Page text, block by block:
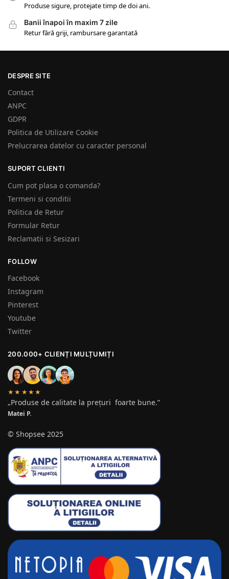
Produse sigure, protejate timp de doi ani.
Banii înapoi în maxim 7 zile
Retur fără griji, rambursare garantată
DESPRE SITE
Contact
ANPC
GDPR
Politica de Utilizare Cookie
Prelucrarea datelor cu caracter personal
SUPORT CLIENTI
Cum pot plasa o comanda?
Termeni si conditii
Politica de Retur
Formular Retur
Reclamatii si Sesizari
FOLLOW
Facebook
Instagram
Pinterest
Youtube
Twitter
200.000+ CLIENȚI MULȚUMIȚI
★★★★★
„Produse de calitate la prețuri foarte bune.”
Matei P.
© Shopsee 2025